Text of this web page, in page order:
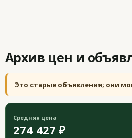
Архив цен и
Это старые объявления; они
Средняя цена
274 427 ₽